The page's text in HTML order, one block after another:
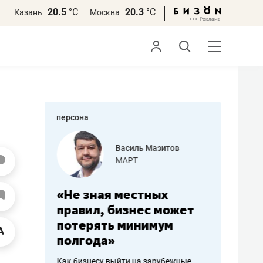
Казань 20.5 °С Москва 20.3 °С
персона
работа
Василь Мазитов
МАРТ
«Не зная местных
правил, бизнес может
потерять минимум
полгода»